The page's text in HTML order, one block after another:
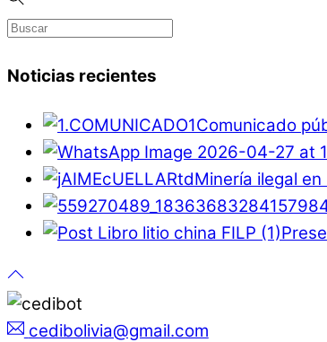
Noticias recientes
Comunicado
Minería ilegal
cedibolivia@gmail.com